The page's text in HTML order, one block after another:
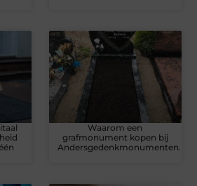
Waarom een
grafmonument kopen bij
Andersgedenkmonumenten.nl?